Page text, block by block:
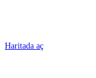
Haritada aç